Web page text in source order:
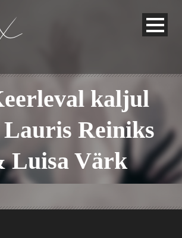
kaljul
Lauris Reiniks
Luisa Värk